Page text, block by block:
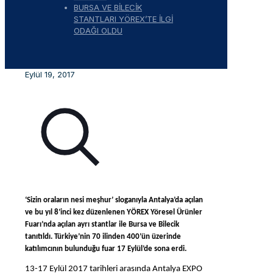
BURSA VE BİLECİK
STANTLARI YÖREX’TE İLGİ
ODAĞI OLDU
Eylül 19, 2017
‘Sizin oraların nesi meşhur’ sloganıyla Antalya’da açılan
ve bu yıl 8’inci kez düzenlenen YÖREX Yöresel Ürünler
Fuarı’nda açılan ayrı stantlar ile Bursa ve Bilecik
tanıtıldı. Türkiye’nin 70 ilinden 400’ün üzerinde
katılımcının bulunduğu fuar 17 Eylül’de sona erdi.
13-17 Eylül 2017 tarihleri arasında Antalya EXPO